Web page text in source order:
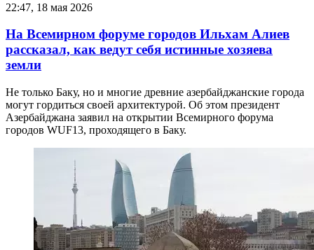
22:47, 18 мая 2026
На Всемирном форуме городов Ильхам Алиев
рассказал, как ведут себя истинные хозяева
земли
Не только Баку, но и многие древние азербайджанские города
могут гордиться своей архитектурой. Об этом президент
Азербайджана заявил на открытии Всемирного форума
городов WUF13, проходящего в Баку.